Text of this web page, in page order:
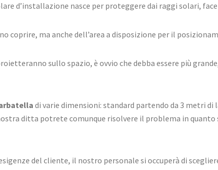
d’installazione nasce per proteggere dai raggi solari,
coprire, ma anche dell’area a disposizione per il
sullo spazio, è ovvio che debba essere più
di varie dimensioni: standard partendo da 3 metri di
ditta potrete comunque risolvere il problema in quanto
del cliente, il nostro personale si occuperà di